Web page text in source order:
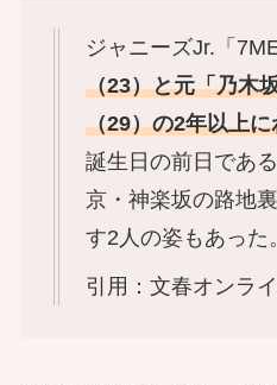
ジャニーズJr.「
（23）と元「乃木
（29）の2年以上
誕生日の前日であ
京・神楽坂の路地
す2人の姿もあった。
引用：文春オンラ